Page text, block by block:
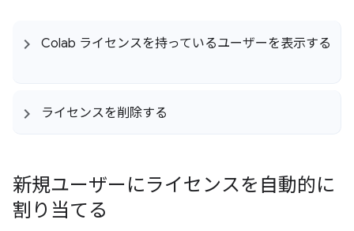
Colab ライセンスを持っているユーザーを表示する
ライセンスを削除する
新規ユーザーにライセンスを自動的に
割り当てる